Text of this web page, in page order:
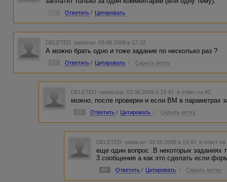
Ответить / Цитировать
DELETED написал 03.06.2008 в 17:33
А можно брать одно и тоже задание по несколько раз ?
Ответить / Цитировать / Скрыть ветку
DELETED написала 03.06.2008 в 19:41 в ответ на #2
можно, после проверки и если ВМ в параметрах
#3 Ответить / Цитировать / Скрыть ветку
DELETED написал 03.06.2008 в 19:44 в ответ на
еще один вопрос .В некоторых заданиях
3 сообщения а как это сделать если
#4 Ответить / Цитировать / Скрыть ветку